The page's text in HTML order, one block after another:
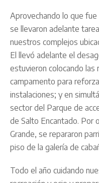
Aprovechando lo que fue
se llevaron adelante
nuestros complejos
El llevó adelante el
estuvieron colocando las
campamento para
instalaciones; y en
sector del Parque de
de Salto Encantado. Por
Grande, se repararon
piso de la galería de
Todo el año cuidando